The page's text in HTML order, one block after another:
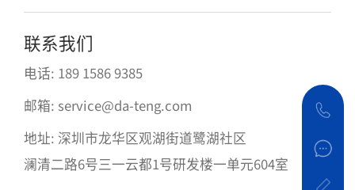
联系我们
电话: 189 1586 9385
邮箱: service@da-teng.com
地址: 深圳市龙华区观湖街道鹭湖社区
澜清二路6号三一云都1号研发楼一单元604室